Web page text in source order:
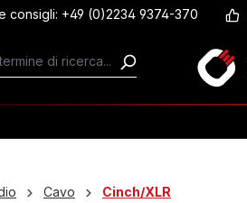
principale
consigli: +49 (0)2234 9374-370
Cavo Cinch/XLR